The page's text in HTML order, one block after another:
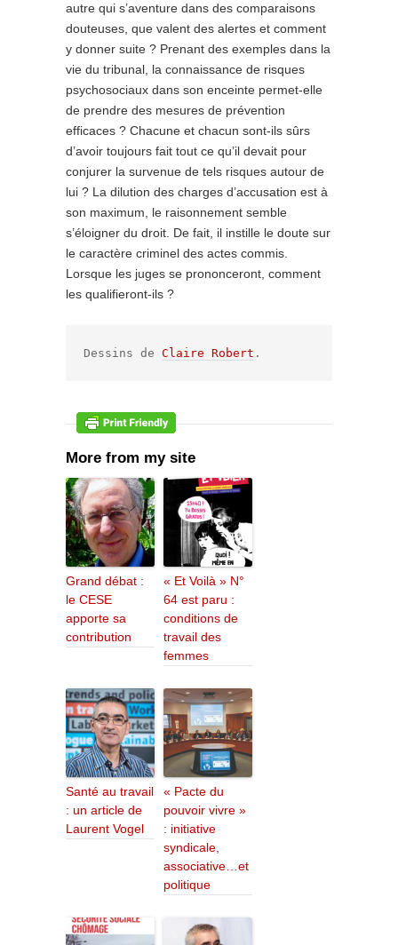
autre qui s’aventure dans des comparaisons
douteuses, que valent des alertes et comment
y donner suite ? Prenant des exemples dans la
vie du tribunal, la connaissance de risques
psychosociaux dans son enceinte permet-elle
de prendre des mesures de prévention
efficaces ? Chacune et chacun sont-ils sûrs
d’avoir toujours fait tout ce qu’il devait pour
conjurer la survenue de tels risques autour de
lui ? La dilution des charges d’accusation est à
son maximum, le raisonnement semble
s’éloigner du droit. De fait, il instille le doute sur
le caractère criminel des actes commis.
Lorsque les juges se prononceront, comment
les qualifieront-ils ?
Dessins de Claire Robert .
More from my site
Grand débat :
le CESE
apporte sa
contribution
« Et Voilà » N°
64 est paru :
conditions de
travail des
femmes
Santé au travail
: un article de
Laurent Vogel
« Pacte du
pouvoir vivre »
: initiative
syndicale,
associative…et
politique